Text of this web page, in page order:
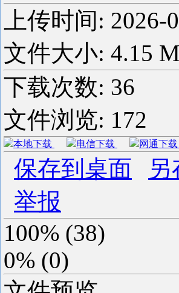
上传时间: 2026-
文件大小: 4.15
下载次数: 36
文件浏览: 172
本地下载 电信下载 网通下载
保存到桌面
举报
100% (38)
0% (0)